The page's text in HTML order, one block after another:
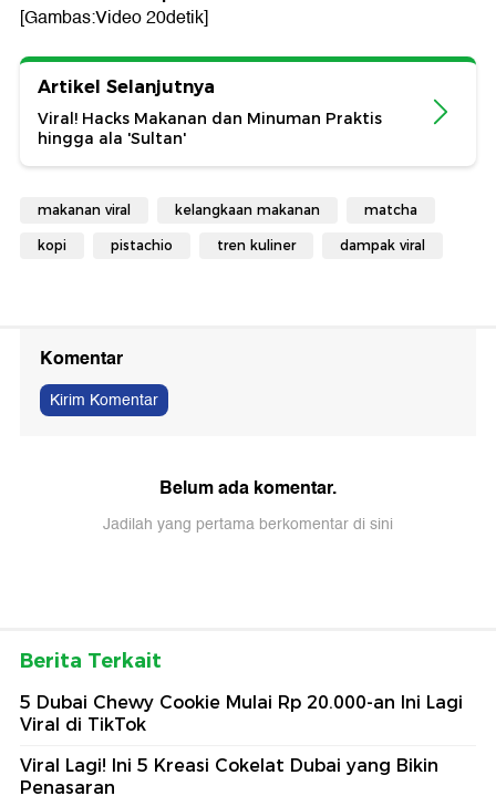
[Gambas:Video 20detik]
Artikel Selanjutnya
Viral! Hacks Makanan dan Minuman Praktis
hingga ala 'Sultan'
makanan viral kelangkaan makanan matcha
kopi pistachio tren kuliner dampak viral
Komentar
Kirim Komentar
Belum ada komentar.
Jadilah yang pertama berkomentar di sini
Berita Terkait
5 Dubai Chewy Cookie Mulai Rp 20.000-an Ini Lagi
Viral di TikTok
Viral Lagi! Ini 5 Kreasi Cokelat Dubai yang Bikin
Penasaran